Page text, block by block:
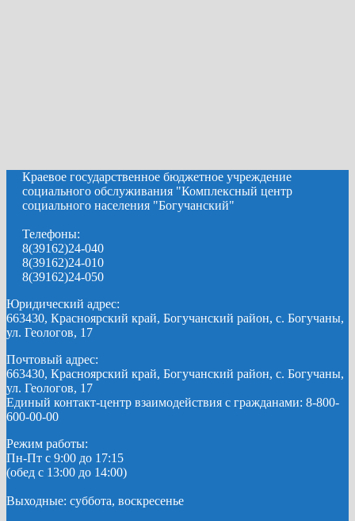
Краевое государственное бюджетное учреждение
социального обслуживания "Комплексный центр
социального населения "Богучанский"
Телефоны:
8(39162)24-040
8(39162)24-010
8(39162)24-050
Юридический адрес:
663430, Красноярский край, Богучанский район, с. Богучаны,
ул. Геологов, 17
Почтовый адрес:
663430, Красноярский край, Богучанский район, с. Богучаны,
ул. Геологов, 17
Единый контакт-центр взаимодействия с гражданами: 8-800-
600-00-00
Режим работы:
Пн-Пт с 9:00 до 17:15
(обед с 13:00 до 14:00)
Выходные: суббота, воскресенье